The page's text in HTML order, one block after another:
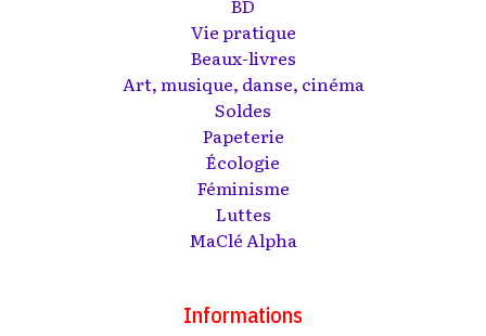
BD
Vie pratique
Beaux-livres
Art, musique, danse, cinéma
Soldes
Papeterie
Écologie
Féminisme
Luttes
MaClé Alpha
Informations